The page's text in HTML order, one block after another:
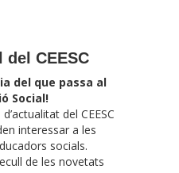
CEESC
del que passa al
Social!
del CEESC
interessar a les
socials.
de les novetats